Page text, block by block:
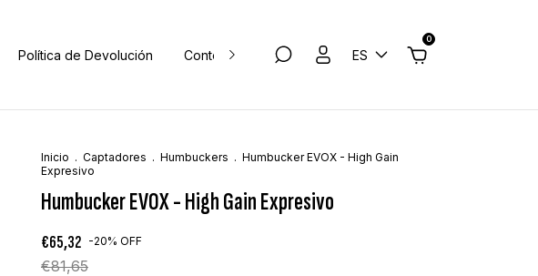
Política de Devolución Contenido Atelier de Timbre
ES
0
Inicio . Captadores . Humbuckers . Humbucker EVOX - High Gain
Expresivo
Humbucker EVOX - High Gain Expresivo
€65,32 -20% OFF
€81,65